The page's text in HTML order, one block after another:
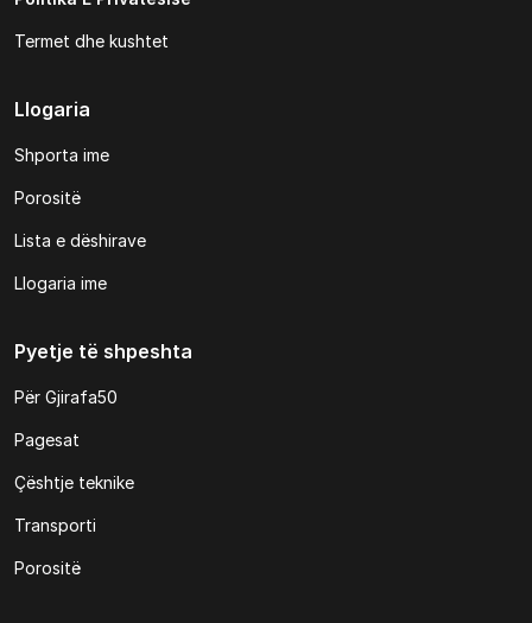
Termet dhe kushtet
Llogaria
Shporta ime
Porositë
Lista e dëshirave
Llogaria ime
Pyetje të shpeshta
Për Gjirafa50
Pagesat
Çështje teknike
Transporti
Porositë